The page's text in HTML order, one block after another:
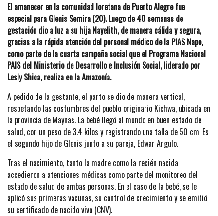
El amanecer en la comunidad loretana de Puerto Alegre fue
especial para Glenis Semira (20). Luego de 40 semanas de
gestación dio a luz a su hija Nayelith, de manera cálida y segura,
gracias a la rápida atención del personal médico de la PIAS Napo,
como parte de la cuarta campaña social que el Programa Nacional
PAIS del Ministerio de Desarrollo e Inclusión Social, liderado por
Lesly Shica, realiza en la Amazonía.
A pedido de la gestante, el parto se dio de manera vertical,
respetando las costumbres del pueblo originario Kichwa, ubicada en
la provincia de Maynas. La bebé llegó al mundo en buen estado de
salud, con un peso de 3.4 kilos y registrando una talla de 50 cm. Es
el segundo hijo de Glenis junto a su pareja, Edwar Angulo.
Tras el nacimiento, tanto la madre como la recién nacida
accedieron a atenciones médicas como parte del monitoreo del
estado de salud de ambas personas. En el caso de la bebé, se le
aplicó sus primeras vacunas, su control de crecimiento y se emitió
su certificado de nacido vivo (CNV).